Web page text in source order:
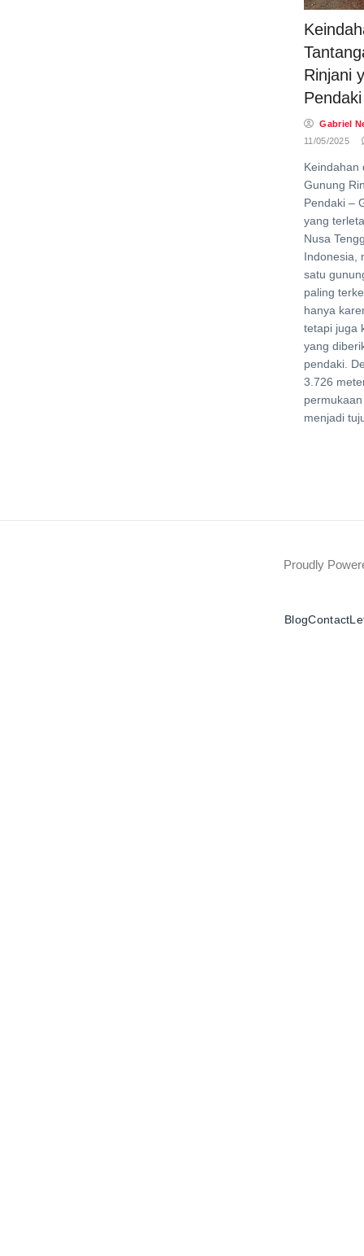
Rinjani
Pendaki
Gabriel
11/05/2025
Keindahan
Gunung
Pendaki –
yang
Nusa
Indonesia,
satu
paling
hanya
tetapi juga
yang
pendaki.
3.726
menjadi
Proudly
BlogContact